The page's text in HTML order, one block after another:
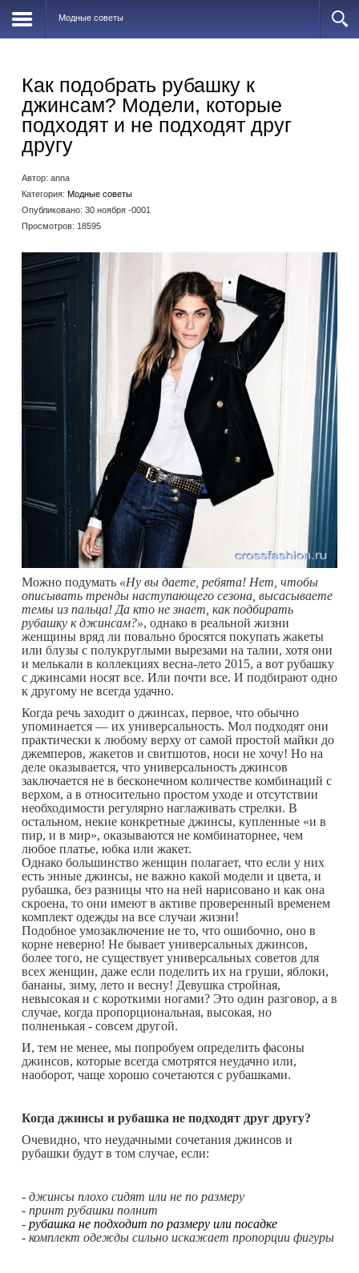
Модные советы
Как подобрать рубашку к
джинсам? Модели, которые
подходят и не подходят друг
другу
Автор: anna
Категория: Модные советы
Опубликовано: 30 ноября -0001
Просмотров: 18595
Можно подумать «Ну вы даете, ребята! Нет, чтобы
описывать тренды наступающего сезона, высасываете
темы из пальца! Да кто не знает, как подбирать
рубашку к джинсам?», однако в реальной жизни
женщины вряд ли повально бросятся покупать жакеты
или блузы с полукруглыми вырезами на талии, хотя они
и мелькали в коллекциях весна-лето 2015, а вот рубашку
с джинсами носят все. Или почти все. И подбирают одно
к другому не всегда удачно.
Когда речь заходит о джинсах, первое, что обычно
упоминается — их универсальность. Мол подходят они
практически к любому верху от самой простой майки до
джемперов, жакетов и свитшотов, носи не хочу! Но на
деле оказывается, что универсальность джинсов
заключается не в бесконечном количестве комбинаций с
верхом, а в относительно простом уходе и отсутствии
необходимости регулярно наглаживать стрелки. В
остальном, некие конкретные джинсы, купленные «и в
пир, и в мир», оказываются не комбинаторнее, чем
любое платье, юбка или жакет.
Однако большинство женщин полагает, что если у них
есть энные джинсы, не важно какой модели и цвета, и
рубашка, без разницы что на ней нарисовано и как она
скроена, то они имеют в активе проверенный временем
комплект одежды на все случаи жизни!
Подобное умозаключение не то, что ошибочно, оно в
корне неверно! Не бывает универсальных джинсов,
более того, не существует универсальных советов для
всех женщин, даже если поделить их на груши, яблоки,
бананы, зиму, лето и весну! Девушка стройная,
невысокая и с короткими ногами? Это один разговор, а в
случае, когда пропорциональная, высокая, но
полненькая - совсем другой.
И, тем не менее, мы попробуем определить фасоны
джинсов, которые всегда смотрятся неудачно или,
наоборот, чаще хорошо сочетаются с рубашками.
Когда джинсы и рубашка не подходят друг другу?
Очевидно, что неудачными сочетания джинсов и
рубашки будут в том случае, если:
- джинсы плохо сидят или не по размеру
- принт рубашки полнит
- рубашка не подходит по размеру или посадке
- комплект одежды сильно искажает пропорции фигуры